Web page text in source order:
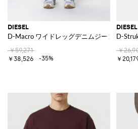
DIESEL
D-Macro ワイドレッグデニムジーンズ
￥59,271
￥38,526
-35%
DIESEL
D-
￥
￥